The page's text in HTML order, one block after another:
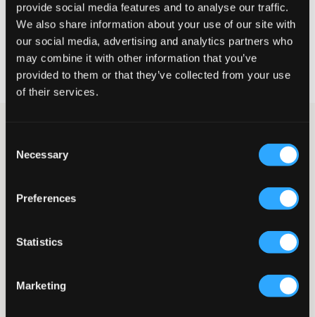
provide social media features and to analyse our traffic.
We also share information about your use of our site with
our social media, advertising and analytics partners who
may combine it with other information that you’ve
provided to them or that they’ve collected from your use
of their services.
Selection
Necessary
Preferences
Statistics
Marketing
KIES EEN MAAT
Snelle levering
Gratis verzending vanaf €69
logo van het merk is gevormd met strassteentjes en op de
bovenkant van het been geplaatst. Combineer deze gerust
maken.
Elastiek
Zijzakken